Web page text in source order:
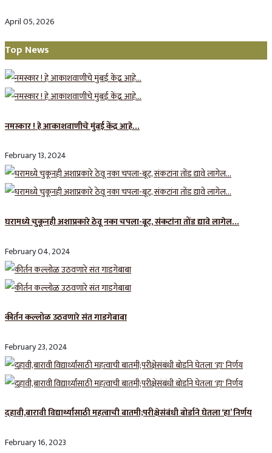
April 05, 2026
Top News
नमस्कार ! हे आकाशवाणीचे मुंबई केंद्र आहे…
February 13, 2024
घरामध्ये चुकूनही अशाप्रकारे ठेवू नका चपला-बूट, संकटांना तोंड द्यावे लागेल…
February 04, 2024
कीर्तन कल्लोळ उठवणारे संत गाडगेबाबा
February 23, 2024
दहावी,बारावी विद्यार्थ्यांसाठी महत्वाची बातमी;परीक्षेसंबंधी बोर्डाने घेतला ‘हा’ निर्णय
February 16, 2023